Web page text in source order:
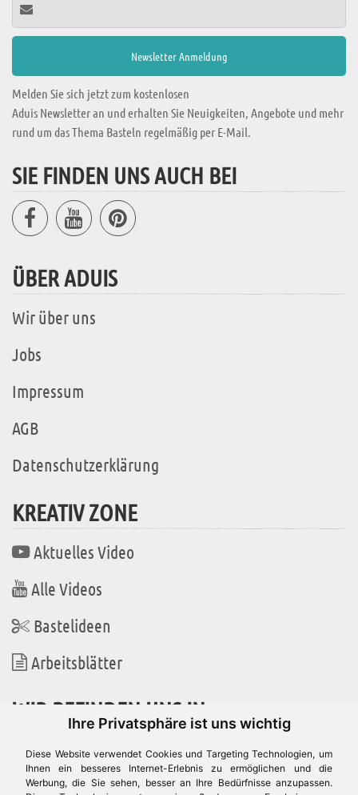
Ihre Privatsphäre ist uns wichtig
Diese Website verwendet Cookies und Targeting Technologien, um
Ihnen ein besseres Internet-Erlebnis zu ermöglichen und die
Werbung, die Sie sehen, besser an Ihre Bedürfnisse anzupassen.
Melden Sie sich jetzt zum kostenlosen
Aduis Newsletter an und erhalten Sie Neuigkeiten, Angebote und mehr
rund um das Thema Basteln regelmäßig per E-Mail.
SIE FINDEN UNS AUCH BEI
ÜBER ADUIS
Wir über uns
Jobs
Impressum
AGB
Datenschutzerklärung
KREATIV ZONE
Aktuelles Video
Alle Videos
Bastelideen
Arbeitsblätter
WIR BEFINDEN UNS IN